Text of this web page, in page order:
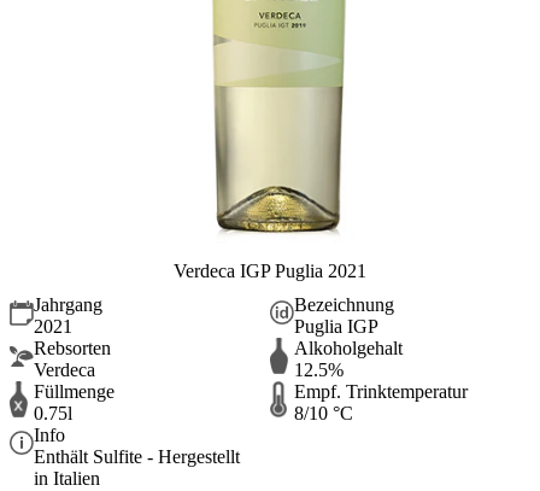
Verdeca IGP Puglia 2021
Jahrgang
2021
Bezeichnung
Puglia IGP
Rebsorten
Verdeca
Alkoholgehalt
12.5%
Füllmenge
0.75l
Empf. Trinktemperatur
8/10 °C
Info
Enthält Sulfite - Hergestellt
in Italien